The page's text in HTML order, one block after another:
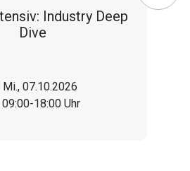
Industry Deep
Dive
Mi., 07.10.2026
09:00-18:00 Uhr